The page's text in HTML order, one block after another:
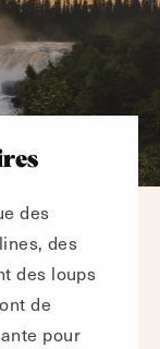
des
des
des loups
de
pour